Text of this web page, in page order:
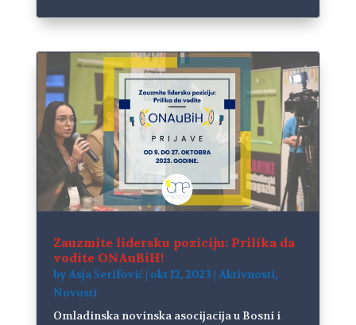
Zauzmite lidersku poziciju: Prilika da
vodite ONAuBiH!
byAsja Šerifović| okt 12, 2023 | Aktivnosti,
Novosti
Omladinska novinska asocijacija u Bosni i